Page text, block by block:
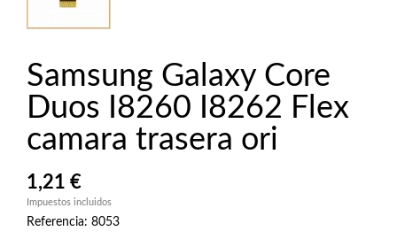
Samsung Galaxy Core
Duos I8260 I8262 Flex
camara trasera ori
1,21 €
Impuestos incluidos
Referencia: 8053